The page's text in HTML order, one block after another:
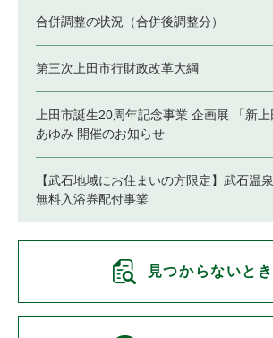
合併調整の状況（合併後調整分）
第三次上田市行財政改革大綱
上田市誕生20周年記念事業 企画展 「新
あゆみ 開催のお知らせ
【武石地域にお住まいの方限定】武石温
無料入浴券配付事業
見つからないと